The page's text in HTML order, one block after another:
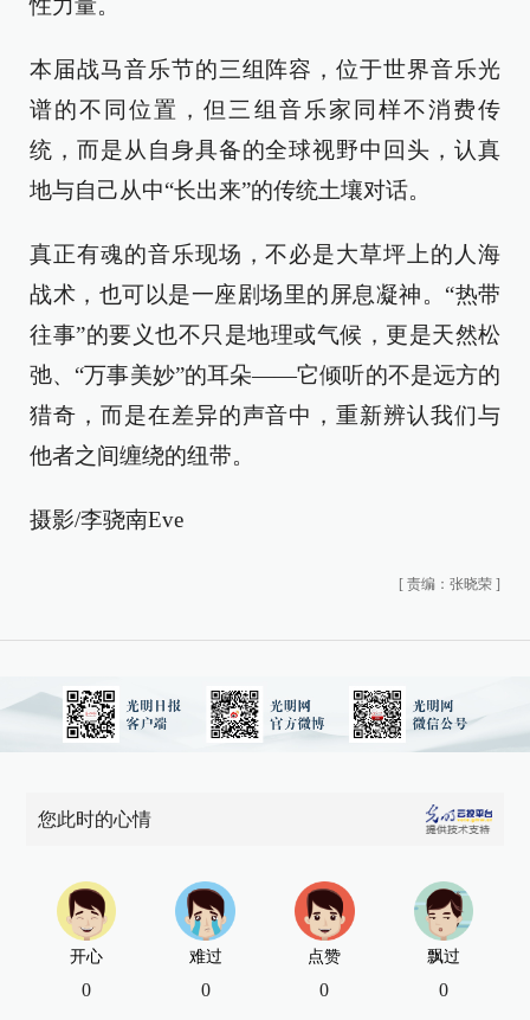
本届战马音乐节的三组阵容，位于世界音乐光
谱的不同位置，但三组音乐家同样不消费传
统，而是从自身具备的全球视野中回头，认真
地与自己从中“长出来”的传统土壤对话。
真正有魂的音乐现场，不必是大草坪上的人海
战术，也可以是一座剧场里的屏息凝神。“热带
往事”的要义也不只是地理或气候，更是天然松
弛、“万事美妙”的耳朵——它倾听的不是远方的
猎奇，而是在差异的声音中，重新辨认我们与
他者之间缠绕的纽带。
摄影/李骁南Eve
[ 责编：张晓荣 ]
您此时的心情
开心
0
难过
0
点赞
0
飘过
0